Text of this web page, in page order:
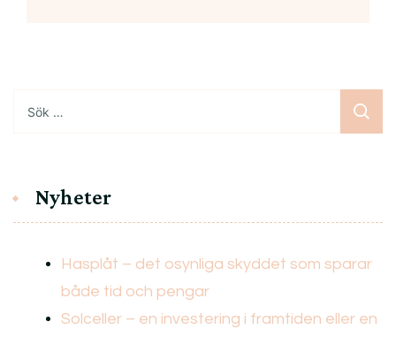
efter:
Nyheter
Hasplåt – det osynliga skyddet som sparar
både tid och pengar
Solceller – en investering i framtiden eller en